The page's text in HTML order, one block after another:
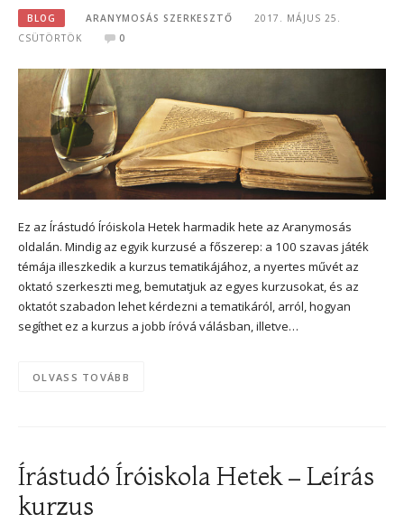
BLOG ARANYMOSÁS SZERKESZTŐ
2017. MÁJUS 25.
CSÜTÖRTÖK
0
Ez az Írástudó Íróiskola Hetek harmadik hete az Aranymosás
oldalán. Mindig az egyik kurzusé a főszerep: a 100 szavas játék
témája illeszkedik a kurzus tematikájához, a nyertes művét az
oktató szerkeszti meg, bemutatjuk az egyes kurzusokat, és az
oktatót szabadon lehet kérdezni a tematikáról, arról, hogyan
segíthet ez a kurzus a jobb íróvá válásban, illetve…
OLVASS TOVÁBB
Írástudó Íróiskola Hetek – Leírás
kurzus